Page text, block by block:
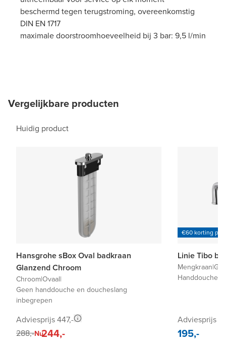
beschermd tegen terugstroming, overeenkomstig
DIN EN 1717
maximale doorstroomhoeveelheid bij 3 bar: 9,5 l/min
Vergelijkbare producten
Huidig product
Hansgrohe sBox Oval badkraan
Glanzend Chroom
Chroom|Ovaal|
Geen handdouche en doucheslang
inbegrepen
Adviesprijs 447,-
288,-Nu244,-
€60 korting per
Linie Tibo
Mengkraan|
Handdouche
Adviesprijs
195,-